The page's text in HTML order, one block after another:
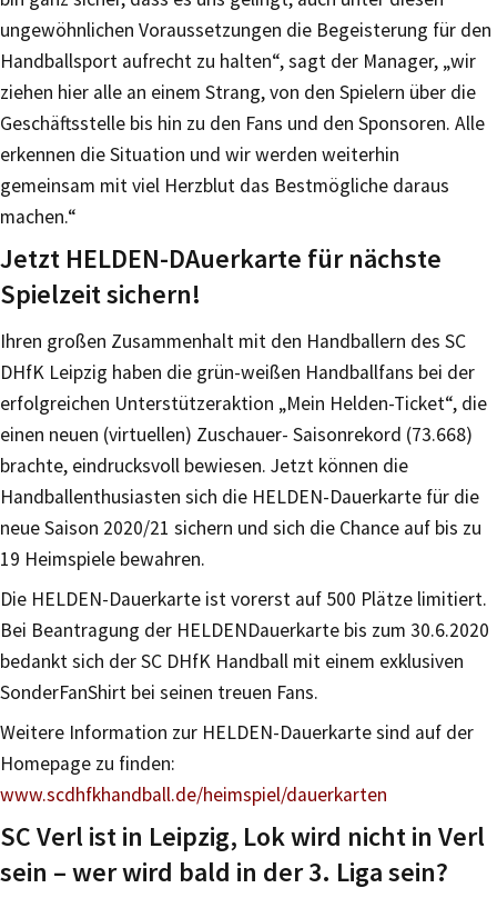
ungewöhnlichen Voraussetzungen die Begeisterung für den
Handballsport aufrecht zu halten“, sagt der Manager, „wir
ziehen hier alle an einem Strang, von den Spielern über die
Geschäftsstelle bis hin zu den Fans und den Sponsoren. Alle
erkennen die Situation und wir werden weiterhin
gemeinsam mit viel Herzblut das Bestmögliche daraus
machen.“
Jetzt HELDEN-DAuerkarte für nächste
Spielzeit sichern!
Ihren großen Zusammenhalt mit den Handballern des SC
DHfK Leipzig haben die grün-weißen Handballfans bei der
erfolgreichen Unterstützeraktion „Mein Helden-Ticket“, die
einen neuen (virtuellen) Zuschauer- Saisonrekord (73.668)
brachte, eindrucksvoll bewiesen. Jetzt können die
Handballenthusiasten sich die HELDEN-Dauerkarte für die
neue Saison 2020/21 sichern und sich die Chance auf bis zu
19 Heimspiele bewahren.
Die HELDEN-Dauerkarte ist vorerst auf 500 Plätze limitiert.
Bei Beantragung der HELDENDauerkarte bis zum 30.6.2020
bedankt sich der SC DHfK Handball mit einem exklusiven
SonderFanShirt bei seinen treuen Fans.
Weitere Information zur HELDEN-Dauerkarte sind auf der
Homepage zu finden:
www.scdhfkhandball.de/heimspiel/dauerkarten
SC Verl ist in Leipzig, Lok wird nicht in Verl
sein – wer wird bald in der 3. Liga sein?